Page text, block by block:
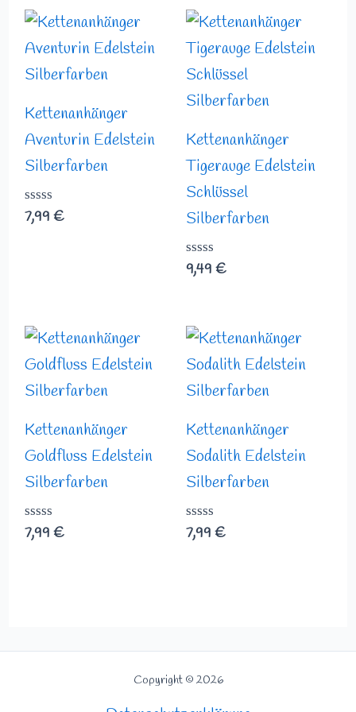
Kettenanhänger
Aventurin Edelstein
Silberfarben
Bewertet
mit
7,99 €
Kettenanhänger
Tigerauge Edelstein
Schlüssel
Silberfarben
Bewertet
mit
9,49 €
Kettenanhänger
Goldfluss Edelstein
Silberfarben
Bewertet
mit
7,99 €
Kettenanhänger
Sodalith Edelstein
Silberfarben
Bewertet
mit
7,99 €
Copyright © 2026